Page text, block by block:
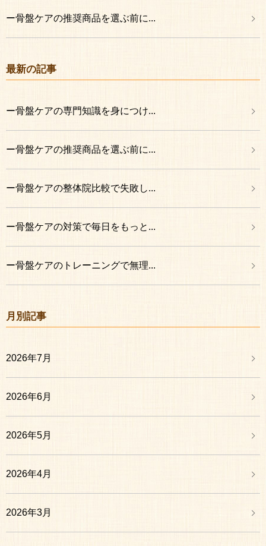
ー骨盤ケアの推奨商品を選ぶ前に...
最新の記事
ー骨盤ケアの専門知識を身につけ...
ー骨盤ケアの推奨商品を選ぶ前に...
ー骨盤ケアの整体院比較で失敗し...
ー骨盤ケアの対策で毎日をもっと...
ー骨盤ケアのトレーニングで無理...
月別記事
2026年7月
2026年6月
2026年5月
2026年4月
2026年3月